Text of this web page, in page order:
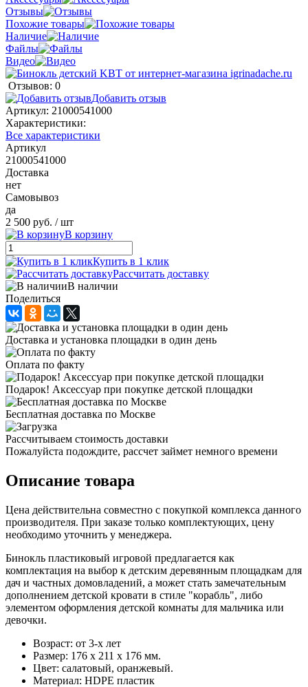
Отзывы
Похожие товары
Наличие
Файлы
Видео
Отзывов: 0
Добавить отзыв
Артикул: 21000541000
Характеристики:
Все характеристики
Артикул
21000541000
Доставка
нет
Самовывоз
да
2 500 руб. / шт
В корзину
Купить в 1 клик
Рассчитать доставку
В наличии
Поделиться
Доставка и установка площадки в один день
Оплата по факту
Подарок! Аксессуар при покупке детской площадки
Бесплатная доставка по Москве
Рассчитываем стоимость доставки
Пожалуйста подождите, рассчет займет немного времени
Описание товара
Цена действительна совместно с покупкой комплекса данного
производителя. При заказе только комплектующих, цену
необходимо уточнить у менеджера.
Бинокль пластиковый игровой предлагается как
комплектация на выбор к детским деревянным площадкам для
дач и частных домовладений, а может стать замечательным
дополнением детской кровати в стиле "корабль", либо
элементом оформления детской комнаты для мальчика или
девочки.
Возраст: от 3-х лет
Размер: 176 х 211 х 176 мм.
Цвет: салатовый, оранжевый.
Материал: HDPE пластик